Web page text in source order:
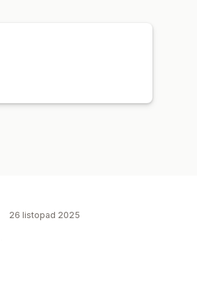
26 listopad 2025